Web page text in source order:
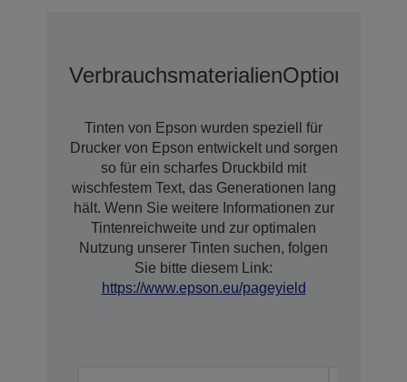
VerbrauchsmaterialienOptionen
Tinten von Epson wurden speziell für
Drucker von Epson entwickelt und sorgen
so für ein scharfes Druckbild mit
wischfestem Text, das Generationen lang
hält. Wenn Sie weitere Informationen zur
Tintenreichweite und zur optimalen
Nutzung unserer Tinten suchen, folgen
Sie bitte diesem Link:
https://www.epson.eu/pageyield